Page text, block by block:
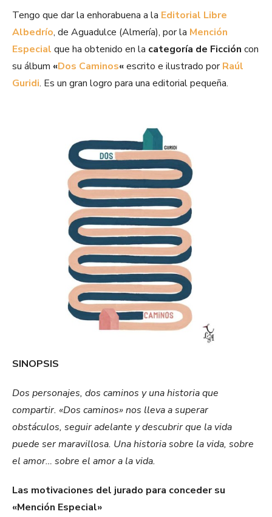
Tengo que dar la enhorabuena a la Editorial Libre
Albedrío, de Aguadulce (Almería), por la Mención
Especial que ha obtenido en la categoría de Ficción con
su álbum «Dos Caminos«escrito e ilustrado porRaúl
Guridi. Es un gran logro para una editorial pequeña.
SINOPSIS
Dos personajes, dos caminos y una historia que
compartir. «Dos caminos» nos lleva a superar
obstáculos, seguir adelante y descubrir que la vida
puede ser maravillosa. Una historia sobre la vida, sobre
el amor… sobre el amor a la vida.
Las motivaciones del jurado para conceder su
«Mención Especial»